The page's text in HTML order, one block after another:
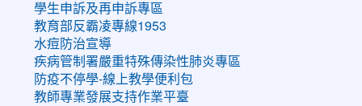
學生申訴及再申訴專區
教育部反霸凌專線1953
水痘防治宣導
疾病管制署嚴重特殊傳染性肺炎專區
防疫不停學-線上教學便利包
教師專業發展支持作業平臺